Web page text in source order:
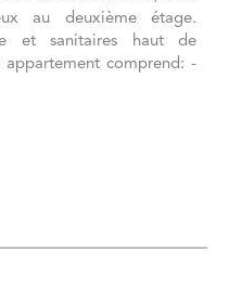
au deuxième étage.
et sanitaires haut de
comprend: -